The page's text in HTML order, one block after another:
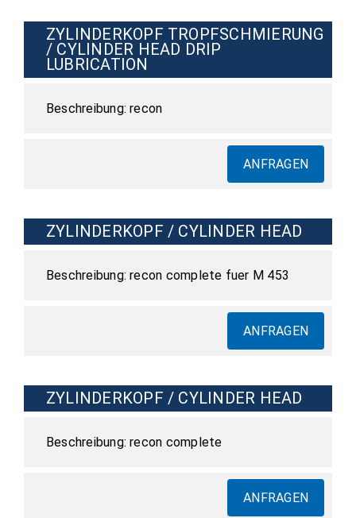
ZYLINDERKOPF TROPFSCHMIERUNG
/ CYLINDER HEAD DRIP
LUBRICATION
recon
ANFRAGEN
ZYLINDERKOPF / CYLINDER HEAD
recon complete fuer M 453
ANFRAGEN
ZYLINDERKOPF / CYLINDER HEAD
recon complete
ANFRAGEN